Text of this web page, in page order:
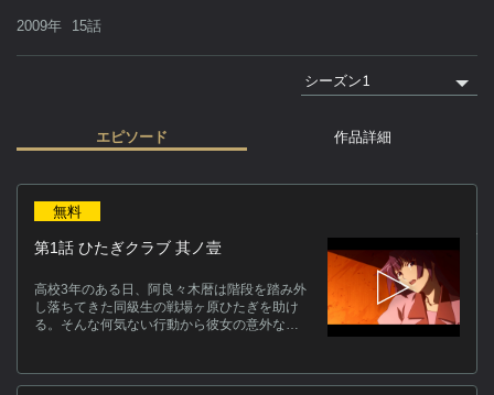
2009年 15話
エピソード 作品詳細
無料
第1話 ひたぎクラブ 其ノ壹
高校3年のある日、阿良々木暦は階段を踏み外
し落ちてきた同級生の戦場ヶ原ひたぎを助け
る。そんな何気ない行動から彼女の意外な秘
的な罵りと攻撃を受けた暦だが、彼は、ひた